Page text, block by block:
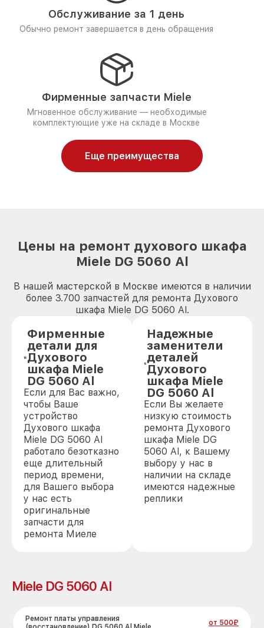
Обслуживание за 1 день
Обычно ремонт завершается в день обращения
Фирменные запчасти Miele
Мгновенное обслуживание — необходимые
комплектующие уже на складе в Москве
Еще преимущества
Цены на ремонт духового шкафа
Miele DG 5060 Al
В нашей мастерской в Москве имеются в наличии
более 3.700 запчастей для ремонта Духового
шкафа Miele DG 5060 Al.
Фирменные
детали для
Духового
шкафа Miele
DG 5060 Al
Если для Вас важно,
чтобы Ваше
устройство
Духового шкафа
Miele DG 5060 Al
работало безотказно
еще длительный
период времени,
для Вашего выбора
у нас есть
оригинальные
запчасти для
ремонта Миеле
Надежные
заменители
деталей
Духового
шкафа Miele
DG 5060 Al
Если Вы желаете
низкую стоимость
ремонта Духового
шкафа Miele DG
5060 Al, к Вашему
выбору у нас в
наличии на складе
имеются надежные
реплики
Miele DG 5060 Al
Ремонт платы управления
от 500₽